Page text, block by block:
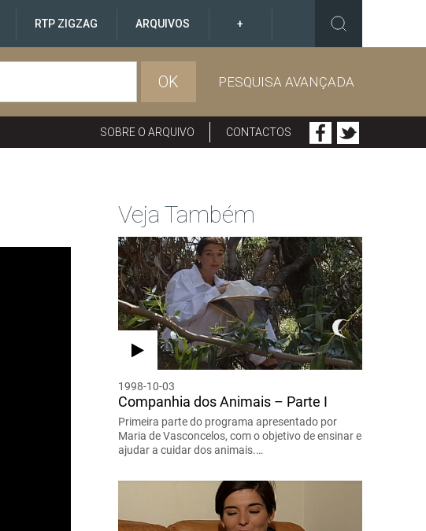
RTP ZIGZAG ARQUIVOS +
OK PESQUISA AVANÇADA
SOBRE O ARQUIVO CONTACTOS
Veja Também
1998-10-03
Companhia dos Animais – Parte I
Primeira parte do programa apresentado por
Maria de Vasconcelos, com o objetivo de ensinar e
ajudar a cuidar dos animais.…